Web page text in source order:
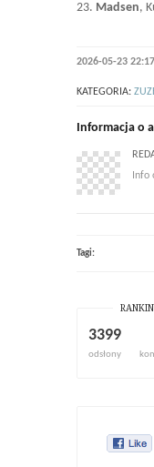
23. Madsen,
2026-05-23
KATEGORIA:
Informacja o
Info
Tagi:
3399
odsłony